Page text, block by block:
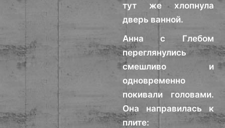
тут же хлопнула
дверь ванной.
Анна с Глебом
переглянулись
смешливо и
одновременно
покивали головами.
Она направилась к
плите: